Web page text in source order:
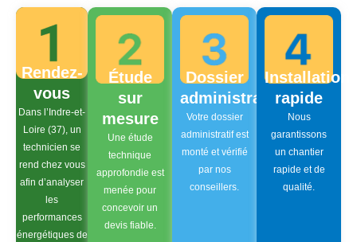
Rendez-
vous
Dans l’Indre-et-
Loire (37), un
technicien se
rend chez vous
afin d’analyser
les
performances
énergétiques de
Étude
sur
mesure
Une étude
technique
approfondie est
menée pour
concevoir un
devis fiable.
Dossier
administratif
Votre dossier
administratif est
monté et vérifié
par nos
conseillers.
Installation
rapide
Nous
garantissons
un chantier
rapide et de
qualité.